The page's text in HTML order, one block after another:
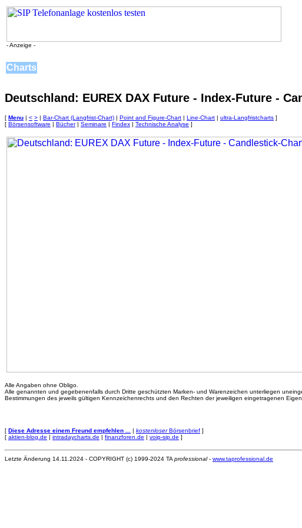
- Anzeige -
Charts
Deutschland: EUREX DAX Future - Index-Future -
[ Menu | < > | Bar-Chart (Langfrist-Chart) | Point and Figure-Chart | Line-Chart | ultra-Langfristcharts ]
[ Börsensoftware | Bücher| Seminare | Findex | Technische Analyse ]
Alle Angaben ohne Obligo.
Alle genannten und gegebenenfalls durch Dritte geschützten Marken- und Warenzeichen unterliegen
Bestimmungen des jeweils gültigen Kennzeichenrechts und den Rechten der jeweiligen eingetragenen
[ Diese Adresse einem Freund empfehlen ... | kostenloserBörsenbrief ]
[ aktien-blog.de | intradaycharts.de | finanzforen.de | voip-sip.de ]
Letzte Änderung 14.11.2024 - COPYRIGHT (c) 1999-2024 TAprofessional- www.taprofessional.de